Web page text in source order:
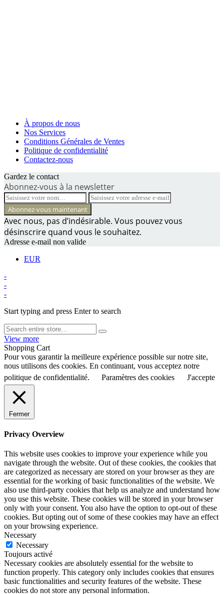
À propos de nous
Nos Services
Conditions Générales de Ventes
Politique de confidentialité
Contactez-nous
Gardez le contact
Abonnez-vous à la newsletter
Avec nous, pas d’indésirable. Vous pouvez vous
désinscrire quand vous le souhaitez.
Adresse e-mail non valide
EUR
-
-
-
Start typing and press Enter to search
View more
Shopping Cart
Pour vous garantir la meilleure expérience possible sur notre site,
nous utilisons des cookies. En continuant, vous acceptez notre
politique de confidentialité.
Paramètres des cookies J'accepte
Fermer
Privacy Overview
This website uses cookies to improve your experience while you
navigate through the website. Out of these cookies, the cookies that
are categorized as necessary are stored on your browser as they are
essential for the working of basic functionalities of the website. We
also use third-party cookies that help us analyze and understand how
you use this website. These cookies will be stored in your browser
only with your consent. You also have the option to opt-out of these
cookies. But opting out of some of these cookies may have an effect
on your browsing experience.
Necessary
Necessary
Toujours activé
Necessary cookies are absolutely essential for the website to
function properly. This category only includes cookies that ensures
basic functionalities and security features of the website. These
cookies do not store any personal information.